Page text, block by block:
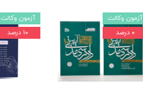
آزمون وکالت
۰ درصد
آزمون وکالت
۱۰ درصد